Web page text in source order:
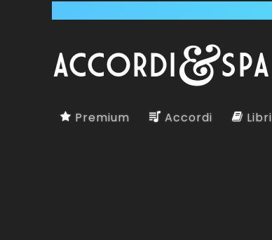
Premium Accordi Libri